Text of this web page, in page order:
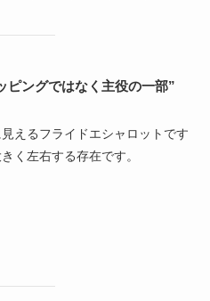
ピングではなく主役の一部”
えるフライドエシャロットです
く左右する存在です。